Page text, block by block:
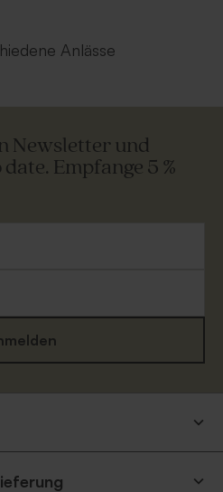
Anlässe
Newsletter und
Empfange 5 %